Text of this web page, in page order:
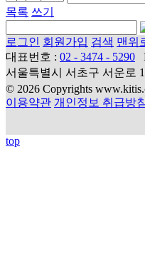
목록 쓰기
로그인 회원가입 검색 맨위
대표번호 : 02 - 3474 - 5290
서울특별시 서초구 서운로
© 2026 Copyrights
이용약관 개인정보 취급방
top